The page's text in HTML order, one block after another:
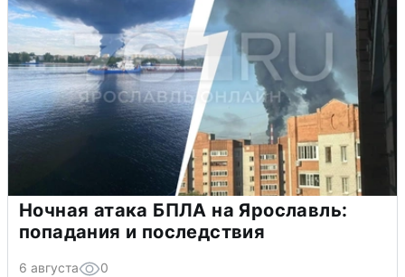
Ночная атака БПЛА на Ярославль:
попадания и последствия
6 августа 0